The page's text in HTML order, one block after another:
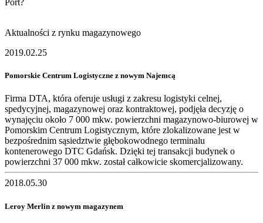
Port?
Aktualności z rynku magazynowego
2019.02.25
Pomorskie Centrum Logistyczne z nowym Najemcą
Firma DTA, która oferuje usługi z zakresu logistyki celnej,
spedycyjnej, magazynowej oraz kontraktowej, podjęła decyzję o
wynajęciu około 7 000 mkw. powierzchni magazynowo-biurowej w
Pomorskim Centrum Logistycznym, które zlokalizowane jest w
bezpośrednim sąsiedztwie głębokowodnego terminalu
kontenerowego DTC Gdańsk. Dzięki tej transakcji budynek o
powierzchni 37 000 mkw. został całkowicie skomercjalizowany.
2018.05.30
Leroy Merlin z nowym magazynem